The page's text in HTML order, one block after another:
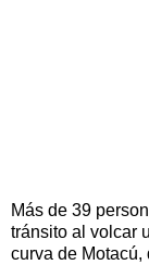
Más de 39
tránsito al volcar
curva de